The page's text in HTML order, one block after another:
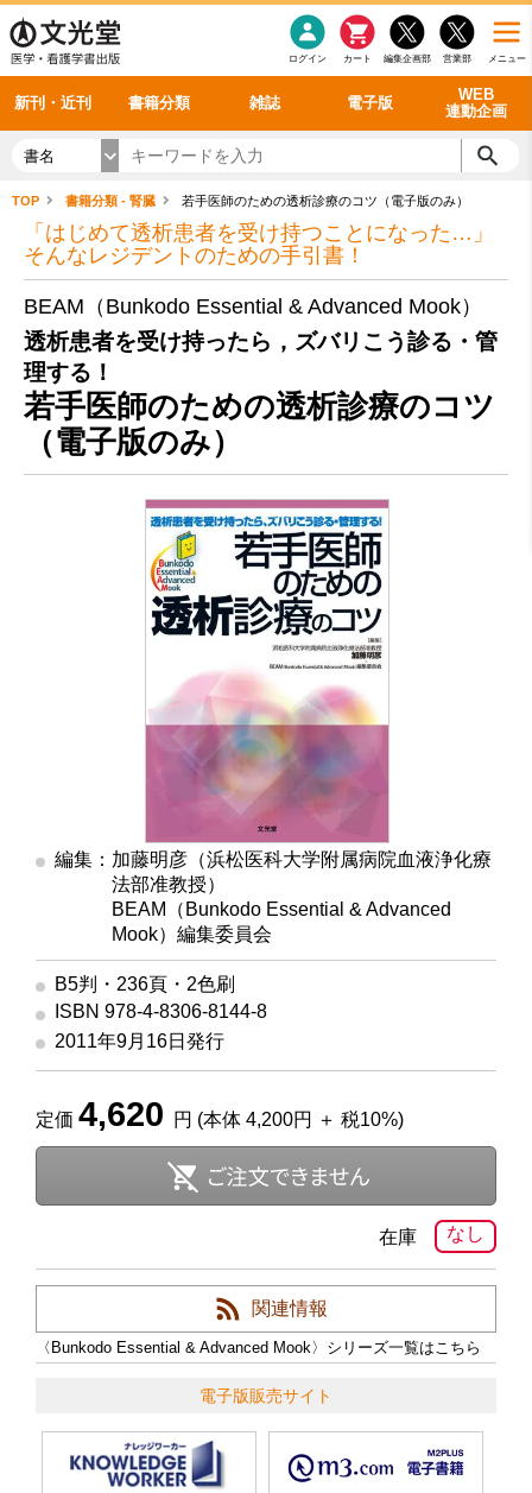
メニュー
営業部
編集企画部
カート
ログイン
新刊・近刊 書籍分類 雑誌 電子版
WEB
連動企画
感染症 老年医学
看護・介護
呼吸器
循環器
シリーズ一覧
雑誌投稿規定
理学療法
雑誌案内・年間購読 最新号 バックナンバー
電子書籍
電子雑誌
書籍「データに基づく臨床動作分析」WEB動画
書籍「眼手術学」WEB動画
書籍「神経症候学 II 改訂第二版」 WEB動画
新刊一覧
今後の発行予定
書名
TOP 書籍分類 - 腎臓 若手医師のための透析診療のコツ（電子版のみ）
「はじめて透析患者を受け持つことになった…」
そんなレジデントのための手引書！
BEAM（Bunkodo Essential & Advanced Mook）
透析患者を受け持ったら，ズバリこう診る・管
理する！
若手医師のための透析診療のコツ
（電子版のみ）
編集：加藤明彦（浜松医科大学附属病院血液浄化療
法部准教授）
BEAM（Bunkodo Essential & Advanced
Mook）編集委員会
B5判・236頁・2色刷
ISBN 978-4-8306-8144-8
2011年9月16日発行
定価 4,620 円 (本体 4,200円 ＋ 税10%)
なし
在庫
関連情報
〈Bunkodo Essential & Advanced Mook〉シリーズ一覧はこちら
電子版販売サイト